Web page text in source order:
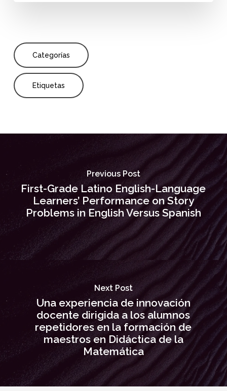
Categorías
Etiquetas
Previous Post
First-Grade Latino English-Language
Learners’ Performance on Story
Problems in English Versus Spanish
Next Post
Una experiencia de innovación
docente dirigida a los alumnos
repetidores en la formación de
maestros en Didáctica de la
Matemática